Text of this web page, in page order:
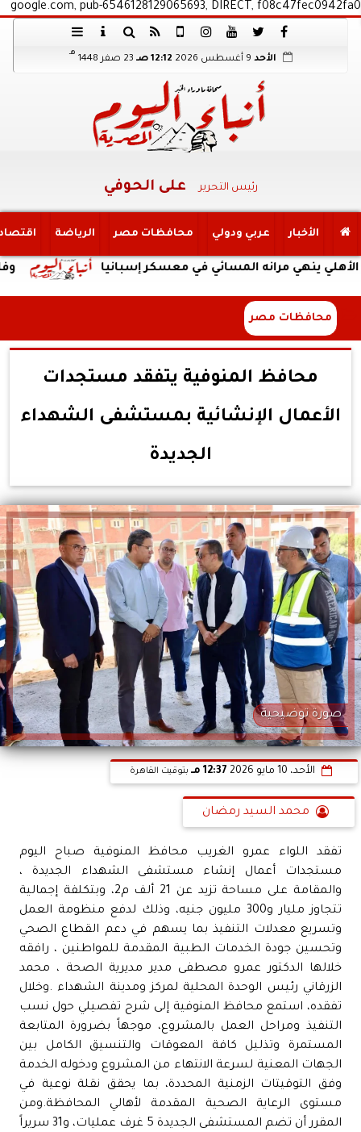
google.com, pub-6546128129065693, DIRECT, f08c47fec0942fa0
الأحد 12:12 صـ 23 صفر 1448
هـ
رئيس التحرير على الحوفي
الأخبار عربي ودولي محافظات مصر الرياضة
وفاة والد مرانه المسائي في معسكر إسبانيا
محافظات مصر
محافظ المنوفية يتفقد مستجدات
الأعمال الإنشائية بمستشفى الشهداء
الجديدة
صورة توضيحية
الأحد، 10 مايو 2026 12:37 مـ بتوقيت القاهرة
محمد السيد رمضان
تفقد اللواء عمرو الغريب محافظ المنوفية صباح اليوم
مستجدات أعمال إنشاء مستشفى الشهداء الجديدة ،
والمقامة على مساحة تزيد عن 21 ألف م2، وبتكلفة إجمالية
تتجاوز مليار و300 مليون جنيه، وذلك لدفع منظومة العمل
وتسريع معدلات التنفيذ بما يسهم في دعم القطاع الصحي
وتحسين جودة الخدمات الطبية المقدمة للمواطنين ، رافقه
خلالها الدكتور عمرو مصطفى مدير مديرية الصحة ، محمد
الزرقاني رئيس الوحدة المحلية لمركز ومدينة الشهداء .وخلال
تفقده، استمع محافظ المنوفية إلى شرح تفصيلي حول نسب
التنفيذ ومراحل العمل بالمشروع، موجهاً بضرورة المتابعة
المستمرة وتذليل كافة المعوقات والتنسيق الكامل بين
الجهات المعنية لسرعة الانتهاء من المشروع ودخوله الخدمة
وفق التوقيتات الزمنية المحددة، بما يحقق نقلة نوعية في
مستوى الرعاية الصحية المقدمة لأهالي المحافظة.ومن
المقرر أن تضم المستشفى الجديدة 5 غرف عمليات، و31 سريراً